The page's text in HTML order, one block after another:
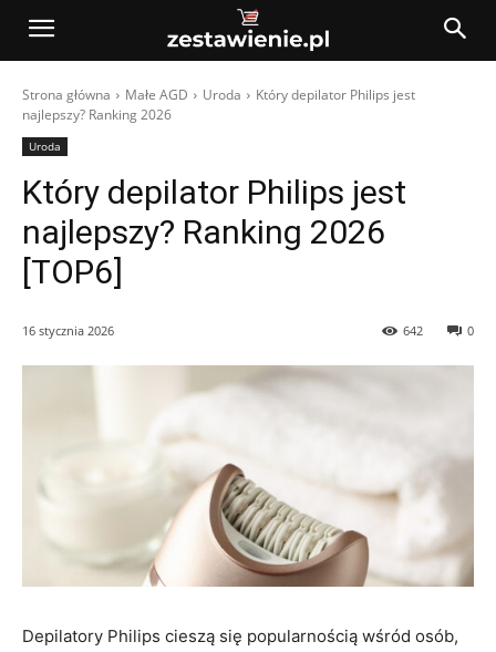
Strona główna Małe AGD Uroda
Który depilator Philips jest
najlepszy? Ranking 2026
Uroda
Który depilator Philips jest
najlepszy? Ranking 2026
[TOP6]
16 stycznia 2026 0
642
Depilatory Philips cieszą się popularnością wśród osób,